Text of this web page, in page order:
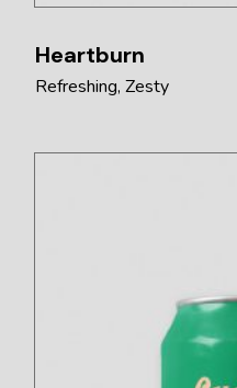
Heartburn
Refreshing Zesty